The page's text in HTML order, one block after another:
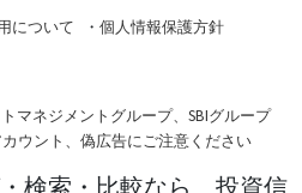
について ・ 個人情報保護方針
マネジメントグループ、SBIグループ
ウント、偽広告にご注意ください
検索・比較なら、投資信